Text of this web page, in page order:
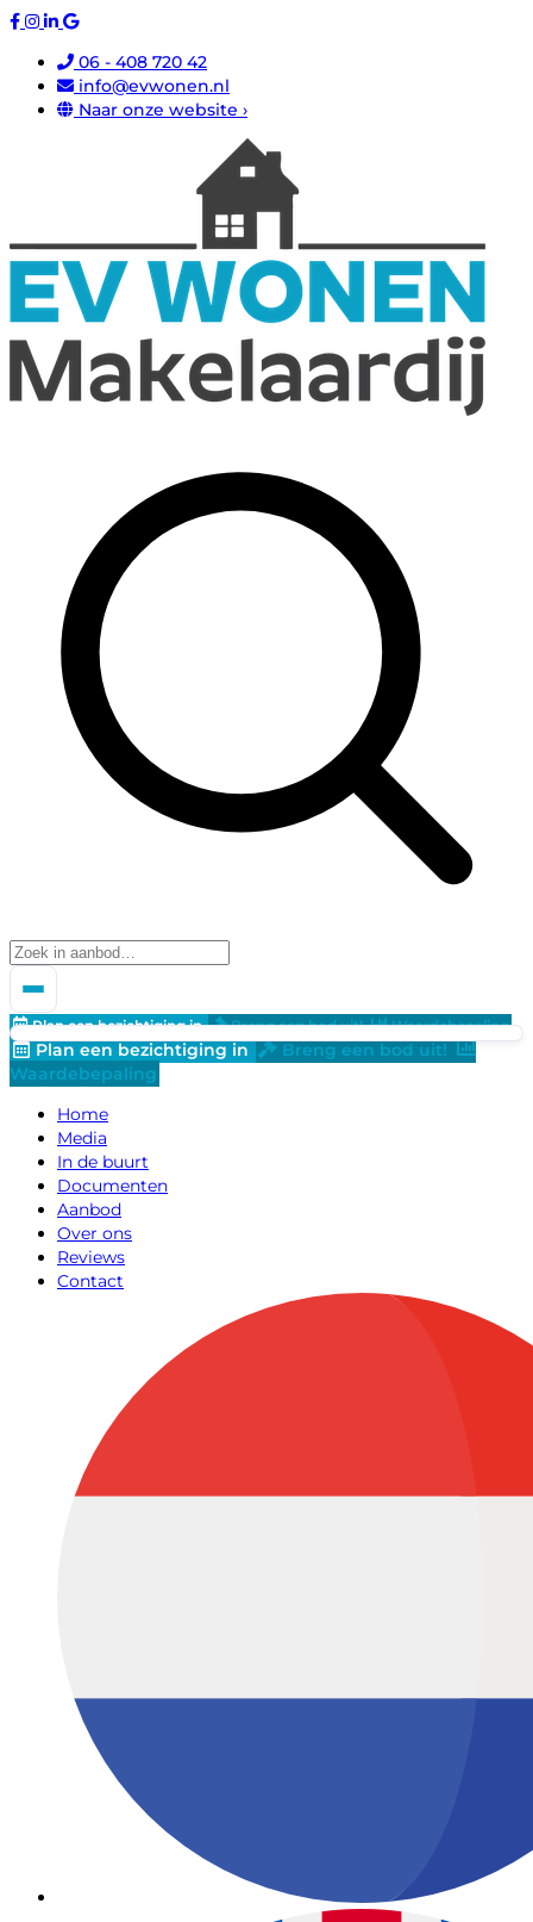
06 - 408 720 42
info@evwonen.nl
Naar onze website ›
Plan een bezichtiging in Breng een bod uit! Waardebepaling
Plan een bezichtiging in
Breng een bod uit!
Waardebepaling
Home
Media
In de buurt
Documenten
Aanbod
Over ons
Reviews
Contact